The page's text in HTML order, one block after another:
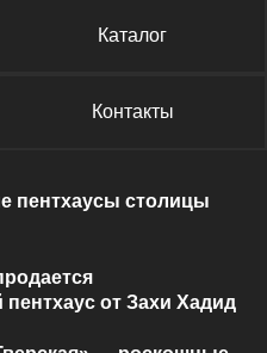
Каталог
Контакты
пентхаусы столицы
от Захи Хадид